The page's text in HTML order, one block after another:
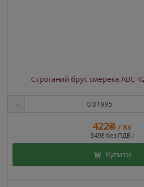
Строганий брус смерека ABC
422₴ / Ks
349₴ без ПДВ /
Купити